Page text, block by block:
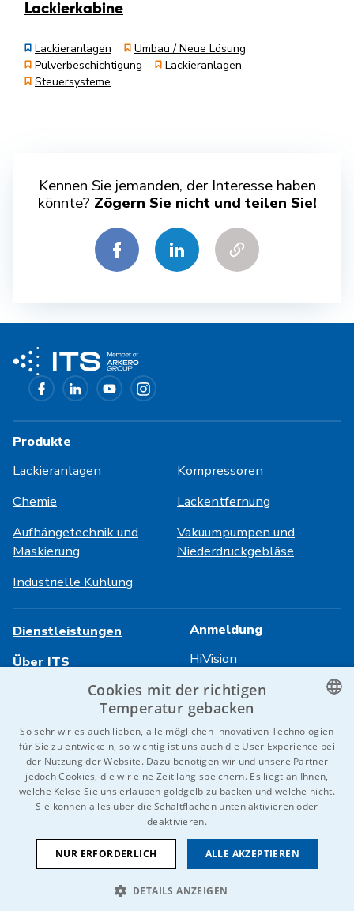
Lackierkabine
Lackieranlagen
Umbau / Neue Lösung
Pulverbeschichtigung
Lackieranlagen
Steuersysteme
Kennen Sie jemanden, der Interesse haben
könnte? Zögern Sie nicht und teilen Sie!
Produkte
Lackieranlagen
Kompressoren
Chemie
Lackentfernung
Aufhängetechnik und
Maskierung
Vakuumpumpen und
Niederdruckgebläse
Industrielle Kühlung
Dienstleistungen
Über ITS
Referenzen
Kontaktieren Sie uns
Anmeldung
HiVision
Technische Datenblätter
© 2026 IDEAL-Trade Service, spol. s r.o.
AGB
Schutz von personenbezogenen Daten
Cookies
CZECH
GERMAN
RUSSIAN
Cookies mit der richtigen
Temperatur gebacken
So sehr wir es auch lieben, alle möglichen innovativen Technologien
für Sie zu entwickeln, so wichtig ist uns auch die User Experience bei
der Nutzung der Website. Dazu benötigen wir und unsere Partner
jedoch Cookies, die wir eine Zeit lang speichern. Es liegt an Ihnen,
welche Kekse Sie uns erlauben goldgelb zu backen und welche nicht.
Sie können alles über die Schaltflächen unten aktivieren oder
deaktivieren.
ALLE AKZEPTIEREN
NUR ERFORDERLICH
DETAILS ANZEIGEN